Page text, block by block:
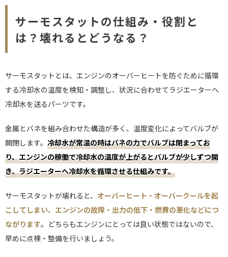
サーモスタットの仕組み・役割と
は？壊れるとどうなる？
サーモスタットとは、エンジンのオーバーヒートを防ぐために循環
する冷却水の温度を検知・調整し、状況に合わせてラジエーターへ
冷却水を送るパーツです。
金属とバネを組み合わせた構造が多く、温度変化によってバルブが
開閉します。 冷却水が常温の時はバネの力でバルブは閉まってお
り、エンジンの稼働で冷却水の温度が上がるとバルブが少しずつ開
き、ラジエーターへ冷却水を循環させる仕組みです。
サーモスタットが壊れると、 オーバーヒート・オーバークールを起
こしてしまい、エンジンの故障・出力の低下・燃費の悪化などにつ
ながります。どちらもエンジンにとっては良い状態ではないので、
早めに点検・整備を行いましょう。